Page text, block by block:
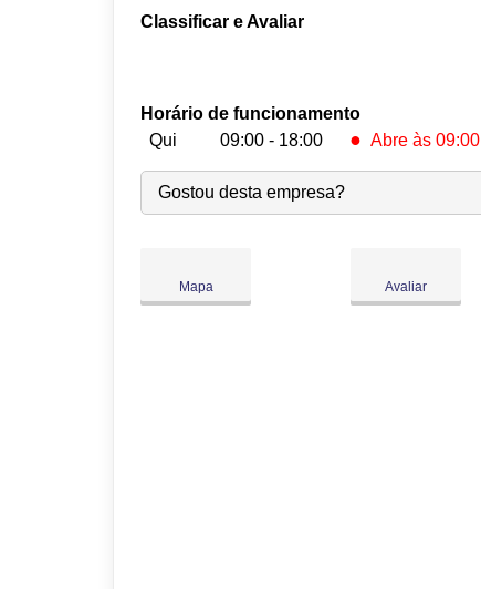
Classificar e Avaliar
Horário de funcionamento
Qui
09:00 - 18:00 ● Abre às 09:00
Seg: 09:00
Ter:
09:00-18:00
Sex:
Gostou desta empresa?
Mapa Avaliar